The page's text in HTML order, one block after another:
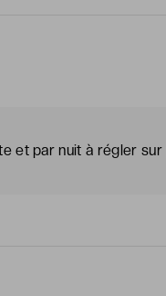
et par nuit à régler sur